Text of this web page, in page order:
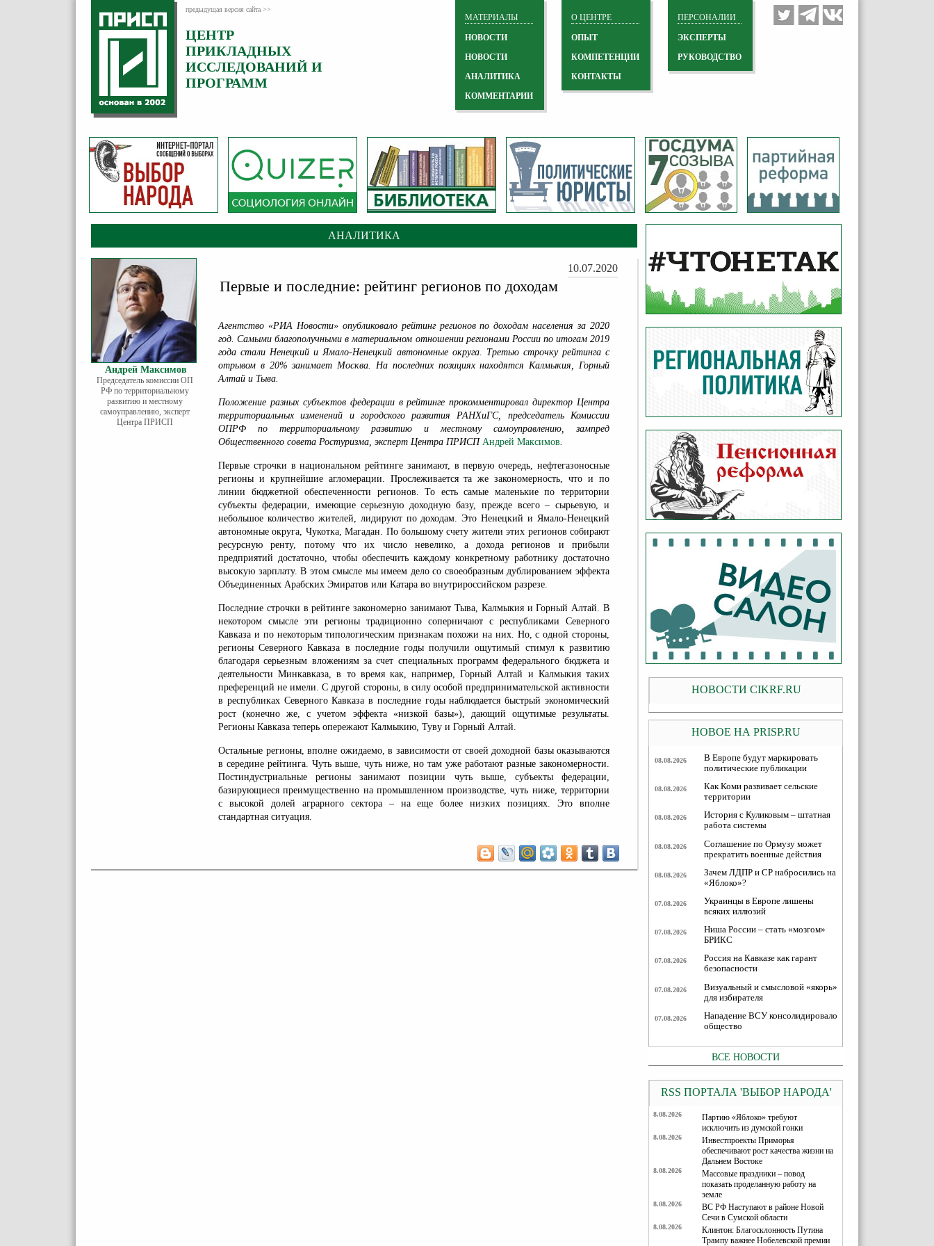
предыдущая версия сайта >>
ЦЕНТР
ПРИКЛАДНЫХ
ИССЛЕДОВАНИЙ И
ПРОГРАММ
ПЕРСОНАЛИИ
ЭКСПЕРТЫ
РУКОВОДСТВО
О ЦЕНТРЕ
ОПЫТ
КОМПЕТЕНЦИИ
КОНТАКТЫ
МАТЕРИАЛЫ
НОВОСТИ
НОВОСТИ
АНАЛИТИКА
КОММЕНТАРИИ
АНАЛИТИКА
Андрей Максимов
Председатель комиссии ОП
РФ по территориальному
развитию и местному
самоуправлению, эксперт
Центра ПРИСП
10.07.2020
Первые и последние: рейтинг регионов по доходам
Агентство «РИА Новости» опубликовало рейтинг регионов по доходам населения за 2020
год. Самыми благополучными в материальном отношении регионами России по итогам 2019
года стали Ненецкий и Ямало-Ненецкий автономные округа. Третью строчку рейтинга с
отрывом в 20% занимает Москва. На последних позициях находятся Калмыкия, Горный
Алтай и Тыва.
Положение разных субъектов федерации в рейтинге прокомментировал директор Центра
территориальных изменений и городского развития РАНХиГС, председатель Комиссии
ОПРФ по территориальному развитию и местному самоуправлению, зампред
Общественного совета Ростуризма, эксперт Центра ПРИСП Андрей Максимов.
Первые строчки в национальном рейтинге занимают, в первую очередь, нефтегазоносные
регионы и крупнейшие агломерации. Прослеживается та же закономерность, что и по
линии бюджетной обеспеченности регионов. То есть самые маленькие по территории
субъекты федерации, имеющие серьезную доходную базу, прежде всего – сырьевую, и
небольшое количество жителей, лидируют по доходам. Это Ненецкий и Ямало-Ненецкий
автономные округа, Чукотка, Магадан. По большому счету жители этих регионов собирают
ресурсную ренту, потому что их число невелико, а дохода регионов и прибыли
предприятий достаточно, чтобы обеспечить каждому конкретному работнику достаточно
высокую зарплату. В этом смысле мы имеем дело со своеобразным дублированием эффекта
Объединенных Арабских Эмиратов или Катара во внутрироссийском разрезе.
Последние строчки в рейтинге закономерно занимают Тыва, Калмыкия и Горный Алтай. В
некотором смысле эти регионы традиционно соперничают с республиками Северного
Кавказа и по некоторым типологическим признакам похожи на них. Но, с одной стороны,
регионы Северного Кавказа в последние годы получили ощутимый стимул к развитию
благодаря серьезным вложениям за счет специальных программ федерального бюджета и
деятельности Минкавказа, в то время как, например, Горный Алтай и Калмыкия таких
преференций не имели. С другой стороны, в силу особой предпринимательской активности
в республиках Северного Кавказа в последние годы наблюдается быстрый экономический
рост (конечно же, с учетом эффекта «низкой базы»), дающий ощутимые результаты.
Регионы Кавказа теперь опережают Калмыкию, Туву и Горный Алтай.
Остальные регионы, вполне ожидаемо, в зависимости от своей доходной базы оказываются
в середине рейтинга. Чуть выше, чуть ниже, но там уже работают разные закономерности.
Постиндустриальные регионы занимают позиции чуть выше, субъекты федерации,
базирующиеся преимущественно на промышленном производстве, чуть ниже, территории
с высокой долей аграрного сектора – на еще более низких позициях. Это вполне
стандартная ситуация.
НОВОСТИ CIKRF.RU
НОВОЕ НА PRISP.RU
08.08.2026
В Европе будут маркировать
политические публикации
08.08.2026
Как Коми развивает сельские
территории
08.08.2026
История с Куликовым – штатная
работа системы
08.08.2026
Соглашение по Ормузу может
прекратить военные действия
08.08.2026
Зачем ЛДПР и СР набросились на
«Яблоко»?
07.08.2026
Украинцы в Европе лишены
всяких иллюзий
07.08.2026
Ниша России – стать «мозгом»
БРИКС
07.08.2026
Россия на Кавказе как гарант
безопасности
07.08.2026
Визуальный и смысловой «якорь»
для избирателя
07.08.2026
Нападение ВСУ консолидировало
общество
ВСЕ НОВОСТИ
RSS ПОРТАЛА 'ВЫБОР НАРОДА'
8.08.2026
Партию «Яблоко» требуют
исключить из думской гонки
8.08.2026
Инвестпроекты Приморья
обеспечивают рост качества жизни на
Дальнем Востоке
8.08.2026
Массовые праздники – повод
показать проделанную работу на
земле
8.08.2026
ВС РФ Наступают в районе Новой
Сечи в Сумской области
8.08.2026
Клинтон: Благосклонность Путина
Трампу важнее Нобелевской премии